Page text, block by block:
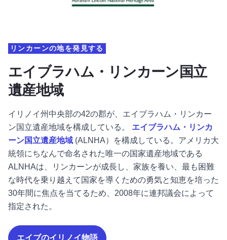
エイブラハム・リンカーン国立
遺産地域
リンカーンの地を発見する
イリノイ州中央部の42の郡が、エイブラハム・リンカー
ン国立遺産地域を構成している。
エイブラハム・リンカ
ーン国立遺産地域 (ALNHA）を構成している。アメリカ大
統領にちなんで命名された唯一の国家遺産地域である
ALNHAは、リンカーンが成長し、家族を養い、最も困難
な時代を乗り越えて国家を導くための勇気と知恵を培った
30年間に焦点を当てるため、2008年に連邦議会によって
指定された。
エイブのイリノイ物語